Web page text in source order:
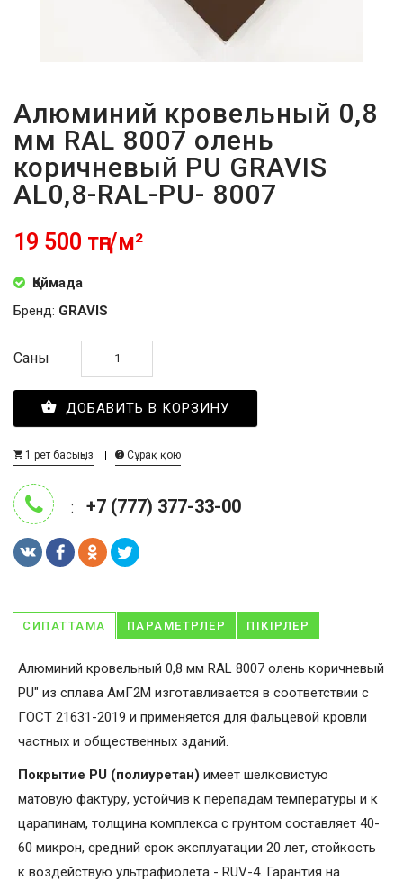
Алюминий кровельный 0,8
мм RAL 8007 олень
коричневый PU GRAVIS
AL0,8-RAL-PU- 8007
19 500 тңг/м²
Қоймада
Бренд: GRAVIS
Саны
ДОБАВИТЬ В КОРЗИНУ
1 рет басыңыз Сұрақ қою
: +7 (777) 377-33-00
СИПАТТАМА ПАРАМЕТРЛЕР ПІКІРЛЕР
Алюминий кровельный 0,8 мм RAL 8007 олень коричневый
PU" из сплава АмГ2М изготавливается в соответствии с
ГОСТ 21631-2019 и применяется для фальцевой кровли
частных и общественных зданий.
Покрытие PU (полиуретан) имеет шелковистую
матовую фактуру, устойчив к перепадам температуры и к
царапинам, толщина комплекса с грунтом составляет 40-
60 микрон, средний срок эксплуатации 20 лет, стойкость
к воздействую ультрафиолета - RUV-4. Гарантия на